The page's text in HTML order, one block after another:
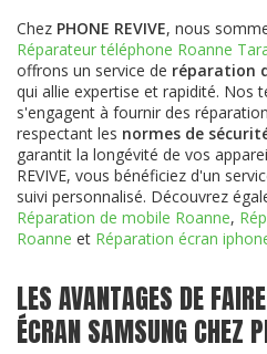
Chez PHONE REVIVE, nous
Réparateur téléphone Roanne
offrons un service de réparation
qui allie expertise et rapidité. Nos
s'engagent à fournir des
respectant les normes de
garantit la longévité de vos
REVIVE, vous bénéficiez d'un
suivi personnalisé. Découvrez
Réparation de mobile Roanne,
Roanne et Réparation écran
LES AVANTAGES DE
ÉCRAN SAMSUNG CHEZ